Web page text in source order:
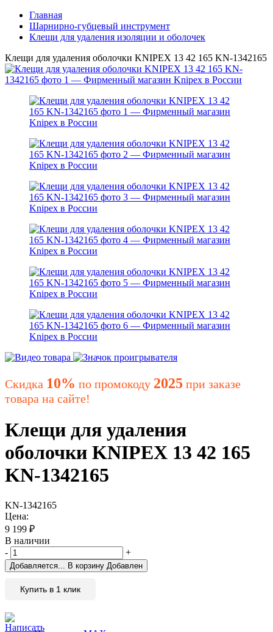
Главная
Шарнирно-губцевый инструмент
Клещи для удаления изоляции и оболочек
Клещи для удаления оболочки KNIPEX 13 42 165 KN-1342165
Скидка 10% по промокоду 2025 при заказе
товара на сайте!
Клещи для удаления
оболочки KNIPEX 13 42 165
KN-1342165
KN-1342165
Цена:
9 199 ₽
В наличии
-
+
Добавляется... В корзину Добавлен
Купить в 1 клик